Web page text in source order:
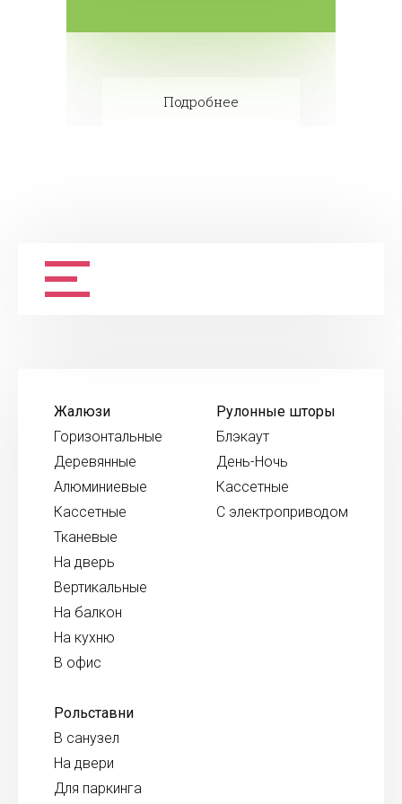
Подробнее
Жалюзи
Горизонтальные
Деревянные
Алюминиевые
Кассетные
Тканевые
На дверь
Вертикальные
На балкон
На кухню
В офис
Рулонные шторы
Блэкаут
День-Ночь
Кассетные
С электроприводом
Рольставни
В санузел
На двери
Для паркинга